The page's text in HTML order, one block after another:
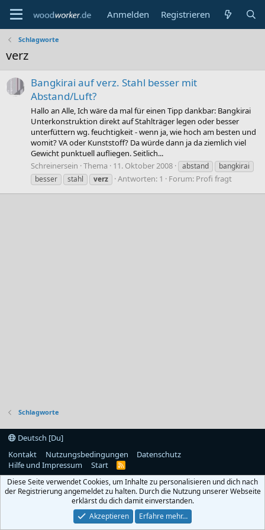
Anmelden Registrieren
Schlagworte
verz
Bangkirai auf verz. Stahl besser mit
Abstand/Luft?
Hallo an Alle, Ich wäre da mal für einen Tipp dankbar: Bangkirai
Unterkonstruktion direkt auf Stahlträger legen oder besser
unterfüttern wg. feuchtigkeit - wenn ja, wie hoch am besten und
womit? VA oder Kunststoff? Da würde dann ja da ziemlich viel
Gewicht punktuell aufliegen. Seitlich...
Schreinersein Thema 11. Oktober 2008 abstand
bangkirai
besser
stahl verz Antworten: 1 Forum: Profi fragt
Schlagworte
Deutsch [Du]
Kontakt
Nutzungsbedingungen
Datenschutz
Hilfe und Impressum
Start
R
S
Diese Seite verwendet Cookies, um Inhalte zu personalisieren und dich nach
der Registrierung angemeldet zu halten. Durch die Nutzung unserer Webseite
erklärst du dich damit einverstanden.
Akzeptieren
Erfahre mehr…